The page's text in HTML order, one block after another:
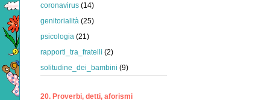
coronavirus (14)
genitorialità (25)
psicologia (21)
rapporti_tra_fratelli (2)
solitudine_dei_bambini (9)
20. Proverbi, detti, aforismi